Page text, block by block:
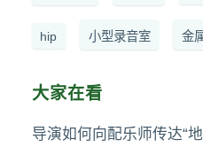
hip 小型录音室 金
大家在看
导演如何向配乐师传达“